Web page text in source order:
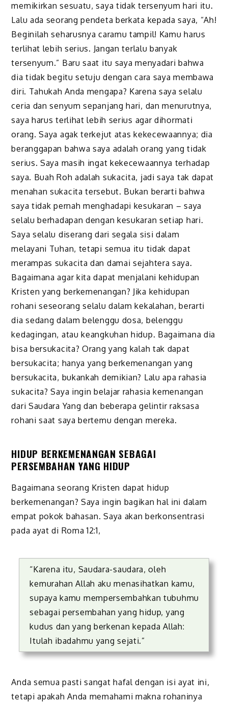
memikirkan sesuatu, saya tidak tersenyum hari itu.
Lalu ada seorang pendeta berkata kepada saya, “Ah!
Beginilah seharusnya caramu tampil! Kamu harus
terlihat lebih serius. Jangan terlalu banyak
tersenyum.” Baru saat itu saya menyadari bahwa
dia tidak begitu setuju dengan cara saya membawa
diri. Tahukah Anda mengapa? Karena saya selalu
ceria dan senyum sepanjang hari, dan menurutnya,
saya harus terlihat lebih serius agar dihormati
orang. Saya agak terkejut atas kekecewaannya; dia
beranggapan bahwa saya adalah orang yang tidak
serius. Saya masih ingat kekecewaannya terhadap
saya. Buah Roh adalah sukacita, jadi saya tak dapat
menahan sukacita tersebut. Bukan berarti bahwa
saya tidak pernah menghadapi kesukaran – saya
selalu berhadapan dengan kesukaran setiap hari.
Saya selalu diserang dari segala sisi dalam
melayani Tuhan, tetapi semua itu tidak dapat
merampas sukacita dan damai sejahtera saya.
Bagaimana agar kita dapat menjalani kehidupan
Kristen yang berkemenangan? Jika kehidupan
rohani seseorang selalu dalam kekalahan, berarti
dia sedang dalam belenggu dosa, belenggu
kedagingan, atau keangkuhan hidup. Bagaimana dia
bisa bersukacita? Orang yang kalah tak dapat
bersukacita; hanya yang berkemenangan yang
bersukacita, bukankah demikian? Lalu apa rahasia
sukacita? Saya ingin belajar rahasia kemenangan
dari Saudara Yang dan beberapa gelintir raksasa
rohani saat saya bertemu dengan mereka.
HIDUP BERKEMENANGAN SEBAGAI
PERSEMBAHAN YANG HIDUP
Bagaimana seorang Kristen dapat hidup
berkemenangan? Saya ingin bagikan hal ini dalam
empat pokok bahasan. Saya akan berkonsentrasi
pada ayat di Roma 12:1,
“Karena itu, Saudara-saudara, oleh
kemurahan Allah aku menasihatkan kamu,
supaya kamu mempersembahkan tubuhmu
sebagai persembahan yang hidup, yang
kudus dan yang berkenan kepada Allah:
Itulah ibadahmu yang sejati.”
Anda semua pasti sangat hafal dengan isi ayat ini,
tetapi apakah Anda memahami makna rohaninya